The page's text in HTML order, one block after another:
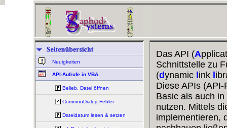
Neuigkeiten
API-Aufrufe in VBA
Belieb. Datei öffnen
CommonDialog-Fehler
Dateidatum lesen & setzen
Das API (A
Schnittstelle zu
(dynamic ink
Diese APIs
Basic als auch
nutzen. Mittels
implementieren,